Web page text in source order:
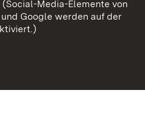
CookiesMedia-Elemente von
Google werden auf der